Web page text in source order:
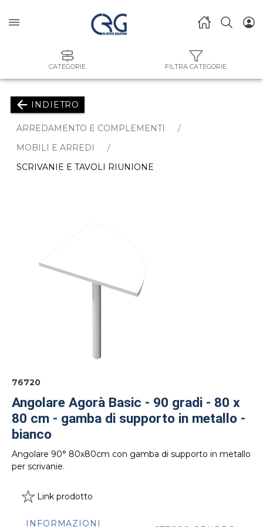
CATEGORIE FILTRA CATEGORIE
INDIETRO
ARREDAMENTO E COMPLEMENTI
MOBILI E ARREDI
SCRIVANIE E TAVOLI RIUNIONE
76720
Angolare Agorà Basic - 90 gradi - 80 x
80 cm - gamba di supporto in metallo -
bianco
Angolare 90° 80x80cm con gamba di supporto in metallo
per scrivanie.
Link prodotto
INFORMAZIONI